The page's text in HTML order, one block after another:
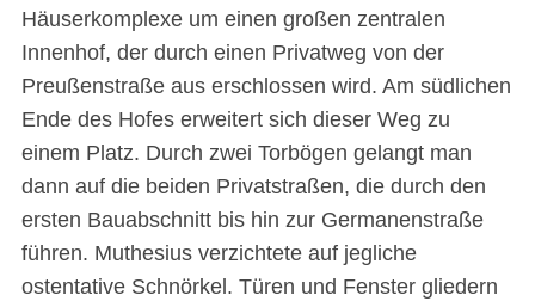
Häuserkomplexe um einen großen zentralen
Innenhof, der durch einen Privatweg von der
Preußenstraße aus erschlossen wird. Am südlichen
Ende des Hofes erweitert sich dieser Weg zu
einem Platz. Durch zwei Torbögen gelangt man
dann auf die beiden Privatstraßen, die durch den
ersten Bauabschnitt bis hin zur Germanenstraße
führen. Muthesius verzichtete auf jegliche
ostentative Schnörkel. Türen und Fenster gliedern